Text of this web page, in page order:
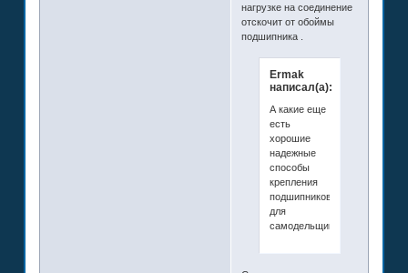
нагрузке на соединение
отскочит от обоймы
подшипника .
Ermak
написал(а):
А какие еще
есть
хорошие
надежные
способы
крепления
подшипников
для
самодельщиков?